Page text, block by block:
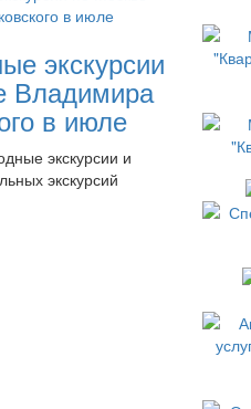
экскурсии
Владимира
в июле
экскурсии и
экскурсий